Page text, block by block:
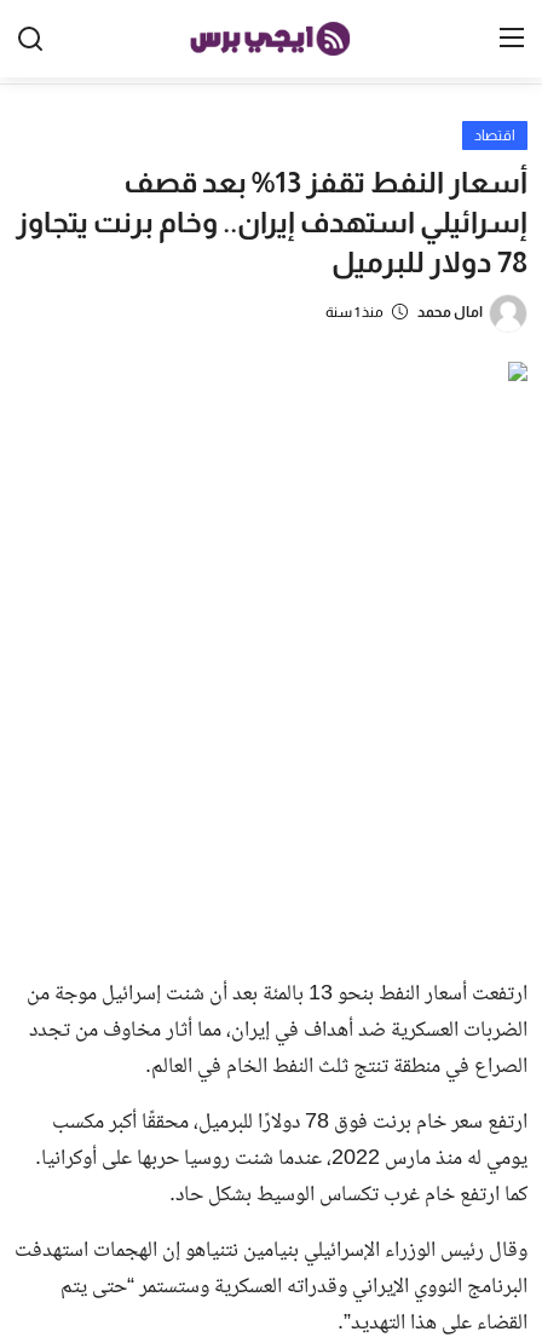
الرئيسية
الخليج
العالم
الرياضة
اقتصاد
أسعار النفط تقفز 13% بعد قصف
إسرائيلي استهدف إيران.. وخام برنت يتجاوز
78 دولار للبرميل
امال محمد منذ 1 سنة
ارتفعت أسعار النفط بنحو 13 بالمئة بعد أن شنت إسرائيل موجة من
الضربات العسكرية ضد أهداف في إيران، مما أثار مخاوف من تجدد
الصراع في منطقة تنتج ثلث النفط الخام في العالم.
ارتفع سعر خام برنت فوق 78 دولارًا للبرميل، محققًا أكبر مكسب
يومي له منذ مارس 2022، عندما شنت روسيا حربها على أوكرانيا.
كما ارتفع خام غرب تكساس الوسيط بشكل حاد.
وقال رئيس الوزراء الإسرائيلي بنيامين نتنياهو إن الهجمات استهدفت
البرنامج النووي الإيراني وقدراته العسكرية وستستمر “حتى يتم
القضاء على هذا التهديد”.